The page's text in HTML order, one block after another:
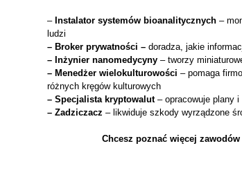
–Instalator systemów bioanalitycznych–
ludzi
– Broker prywatności –doradza, jakie
– Inżynier nanomedycyny– tworzy
– Menedżer wielokulturowości – pomaga
różnych kręgów kulturowych
– Specjalista kryptowalut– opracowuje plany i
– Zadziczacz – likwiduje szkody wyrządzone
Chcesz poznać więcej